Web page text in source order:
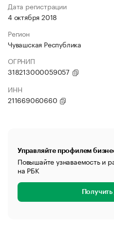
Дата регистрации
4 октября 2018
Регион
Чувашская Республика
ОГРНИП
318213000059057
ИНН
211669060660
Управляйте профилем
Повышайте узнаваемость и
на РБК